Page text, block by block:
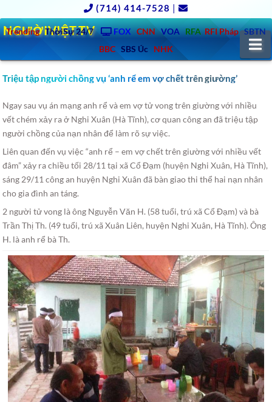
(714) 414-7528 |
Trending ThờiSự 24/7 FOX CNN VOA RFA RFI Pháp SBTN
BBC SBS Úc NHK
NGƯỜIVIỆT.TV
Triệu tập người chồng vụ ‘anh rể em vợ chết trên giường’
Ngay sau vụ án mạng anh rể và em vợ tử vong trên giường với nhiều
vết chém xảy ra ở Nghi Xuân (Hà Tĩnh), cơ quan công an đã triệu tập
người chồng của nạn nhân để làm rõ sự việc.
Liên quan đến vụ việc “anh rể – em vợ chết trên giường với nhiều vết
đâm” xảy ra chiều tối 28/11 tại xã Cổ Đạm (huyện Nghi Xuân, Hà Tĩnh),
sáng 29/11 công an huyện Nghi Xuân đã bàn giao thi thể hai nạn nhân
cho gia đình an táng.
2 người tử vong là ông Nguyễn Văn H. (58 tuổi, trú xã Cổ Đạm) và bà
Trần Thị Th. (49 tuổi, trú xã Xuân Liên, huyện Nghi Xuân, Hà Tĩnh). Ông
H. là anh rể bà Th.